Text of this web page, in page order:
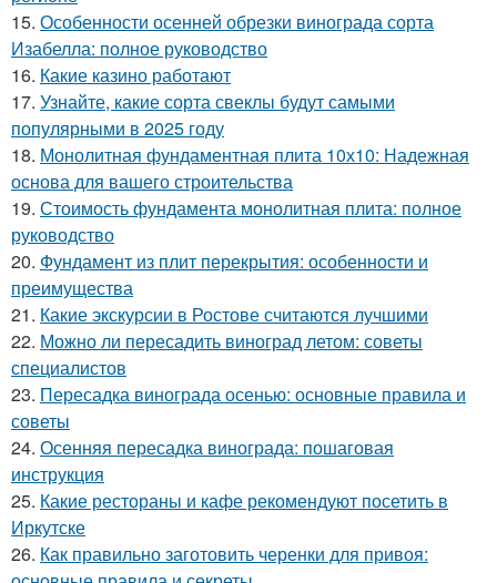
15. Особенности осенней обрезки винограда сорта
Изабелла: полное руководство
16. Какие казино работают
17. Узнайте, какие сорта свеклы будут самыми
популярными в 2025 году
18. Монолитная фундаментная плита 10х10: Надежная
основа для вашего строительства
19. Стоимость фундамента монолитная плита: полное
руководство
20. Фундамент из плит перекрытия: особенности и
преимущества
21. Какие экскурсии в Ростове считаются лучшими
22. Можно ли пересадить виноград летом: советы
специалистов
23. Пересадка винограда осенью: основные правила и
советы
24. Осенняя пересадка винограда: пошаговая
инструкция
25. Какие рестораны и кафе рекомендуют посетить в
Иркутске
26. Как правильно заготовить черенки для привоя: